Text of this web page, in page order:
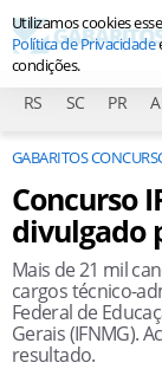
RS SC PR
GABARITOS
Concurso
divulgado
Mais de 21 mil
cargos técnico-
Federal de
Gerais (IFNMG).
resultado.
Utilizamos cookies
Política de Privacidade
condições.